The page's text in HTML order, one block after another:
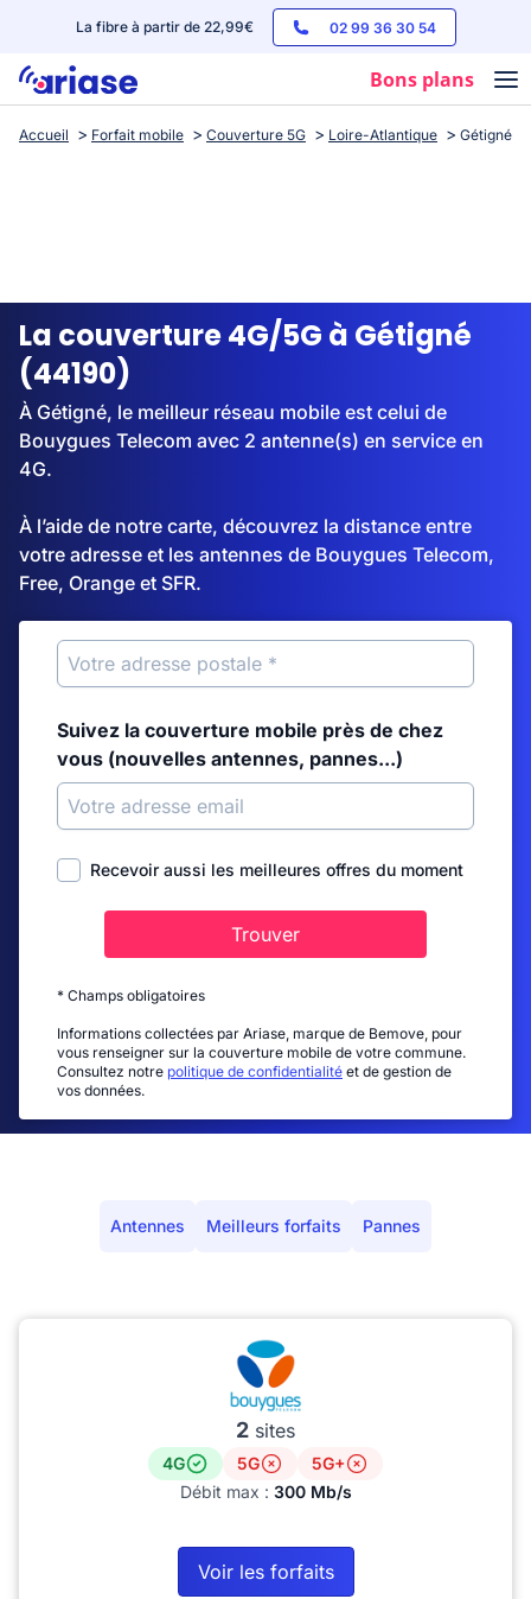
La fibre à partir de 22,99€ 02 99 36 30 54
Bons plans
Box internet
Streaming
Accueil Forfait mobile Couverture 5G Loire-Atlantique Gétigné
La couverture 4G/5G à Gétigné
(44190)
À Gétigné, le meilleur réseau mobile est celui de
Bouygues Telecom avec 2 antenne(s) en service en
4G.
À l’aide de notre carte, découvrez la distance entre
votre adresse et les antennes de Bouygues Telecom,
Free, Orange et SFR.
Suivez la couverture mobile près de chez
vous (nouvelles antennes, pannes...)
Recevoir aussi les meilleures offres du moment
Trouver
* Champs obligatoires
Informations collectées par Ariase, marque de Bemove, pour
vous renseigner sur la couverture mobile de votre commune.
Consultez notre politique de confidentialité et de gestion de
vos données.
Antennes Meilleurs forfaits Pannes
2 sites
4G 5G
5G+
Débit max : 300 Mb/s
Voir les forfaits